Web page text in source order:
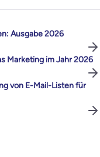
Ausgabe 2026
Marketing im Jahr 2026
von E-Mail-Listen für